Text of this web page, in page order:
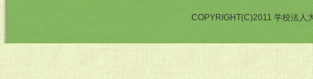
COPYRIGHT(C)2011 学校法人